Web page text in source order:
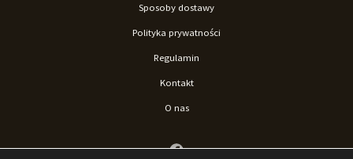
Sposoby dostawy
Polityka prywatności
Regulamin
Kontakt
O nas